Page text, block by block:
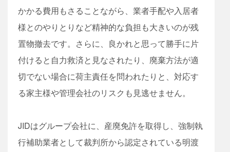
かかる費用もさることながら、業者手配や入居者
様とのやりとりなど精神的な負担も大きいのが残
置物撤去です。さらに、良かれと思って勝手に片
付けると自力救済と見なされたり、廃棄方法が適
切でない場合に荷主責任を問われたりと、対応す
る家主様や管理会社のリスクも見逃せません。
JIDはグループ会社に、産廃免許を取得し、強制執
行補助業者として裁判所から認定されている明渡